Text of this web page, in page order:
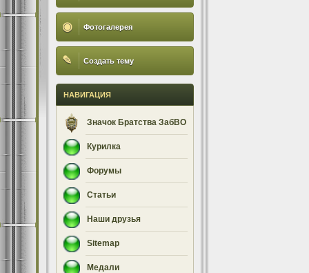
◉ Фотогалерея
✎ Создать тему
НАВИГАЦИЯ
Значок Братства ЗабВО
Курилка
Форумы
Статьи
Наши друзья
Sitemap
Медали